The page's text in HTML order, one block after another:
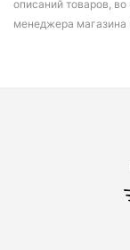
описаний товаров,
менеджера